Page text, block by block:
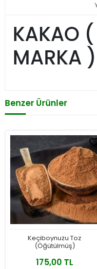
KAKAO
MARKA )
Benzer Ürünler
Keçiboynuzu Toz
(Öğütülmüş)
175,00 TL